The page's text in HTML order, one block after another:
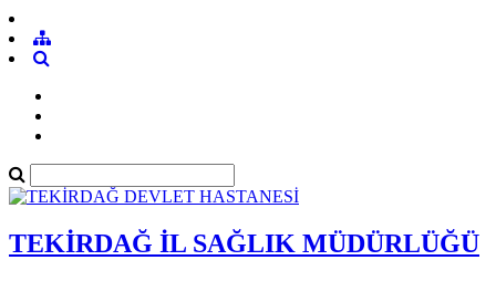
TEKİRDAĞ İL SAĞLIK MÜDÜRLÜĞÜ